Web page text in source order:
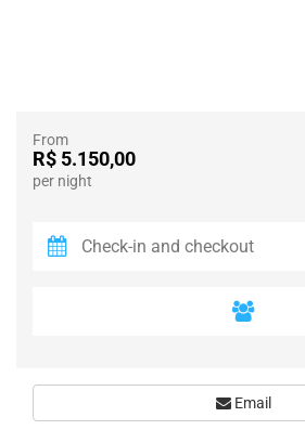
From
R$ 5.150,00
per night
Email